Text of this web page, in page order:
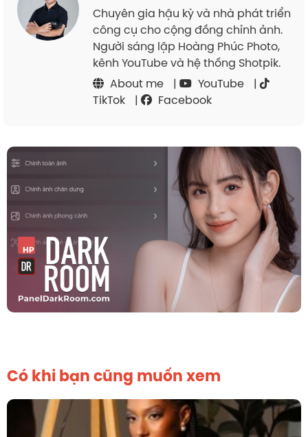
Chuyên gia hậu kỳ và nhà phát triển
công cụ cho cộng đồng chỉnh ảnh.
Người sáng lập Hoàng Phúc Photo,
kênh YouTube và hệ thống Shotpik.
About me
| YouTube
|
TikTok
| Facebook
Có khi bạn cũng muốn xem